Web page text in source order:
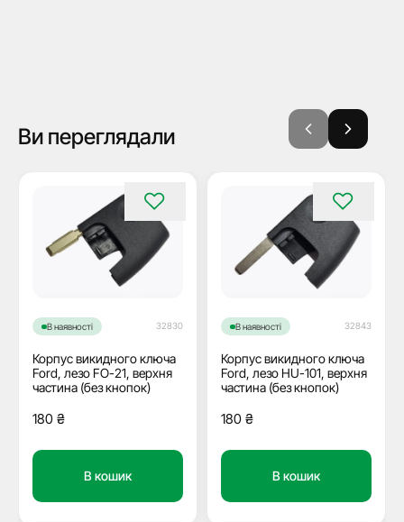
Ви переглядали
В наявності 32830
Корпус викидного ключа
Ford, лезо FO-21, верхня
частина (без кнопок)
180 ₴
В кошик
В наявності 32843
Корпус викидного ключа
Ford, лезо HU-101, верхня
частина (без кнопок)
180 ₴
В кошик